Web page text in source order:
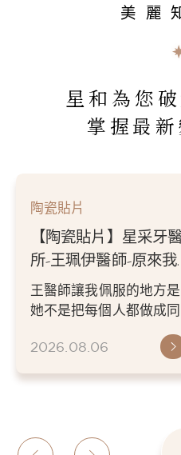
美麗
星和為您
掌握最
陶瓷貼片
【陶瓷貼片】星采牙
所-王珮伊醫師-原來我
不愛笑，只是不喜歡自
原本的牙齒
王醫師讓我佩服的地方是
她不是把每個人都做成同
更適合自己的樣子。 現...
2026.08.06